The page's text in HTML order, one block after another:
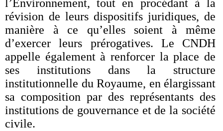
l’Environnement, tout en procédant à la
révision de leurs dispositifs juridiques, de
manière à ce qu’elles soient à même
d’exercer leurs prérogatives. Le CNDH
appelle également à renforcer la place de
ses institutions dans la structure
institutionnelle du Royaume, en élargissant
sa composition par des représentants des
institutions de gouvernance et de la société
civile.